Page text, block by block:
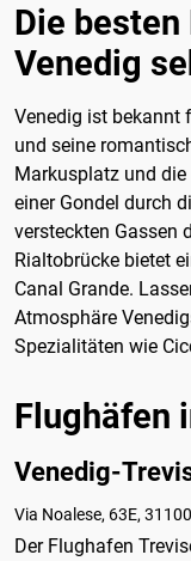
Die besten
Venedig
Venedig ist bekannt
und seine
Markusplatz und
einer Gondel durch
versteckten Gassen
Rialtobrücke bietet
Canal Grande.
Atmosphäre
Spezialitäten wie
Flughäfen
Venedig-
Via Noalese, 63E,
Der Flughafen